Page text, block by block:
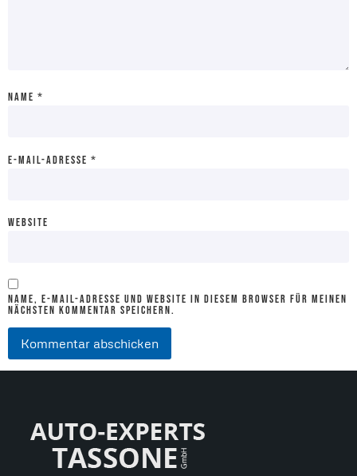
NAME *
E-MAIL-ADRESSE *
WEBSITE
NAME, E-MAIL-ADRESSE UND WEBSITE IN DIESEM BROWSER FÜR MEINEN
NÄCHSTEN KOMMENTAR SPEICHERN.